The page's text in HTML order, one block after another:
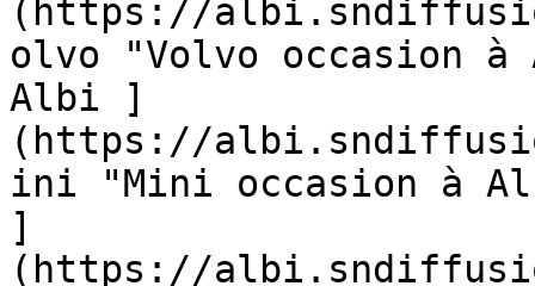
(https://
olvo "Volvo occasion
Albi ]
(https://
ini "Mini occasion à
]
(https://